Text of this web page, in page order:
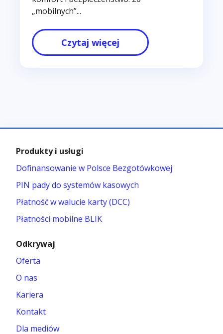
„mobilnych”...
Czytaj więcej
Produkty i usługi
Dofinansowanie w Polsce Bezgotówkowej
PIN pady do systemów kasowych
Płatność w walucie karty (DCC)
Płatności mobilne BLIK
Odkrywaj
Oferta
O nas
Kariera
Kontakt
Dla mediów